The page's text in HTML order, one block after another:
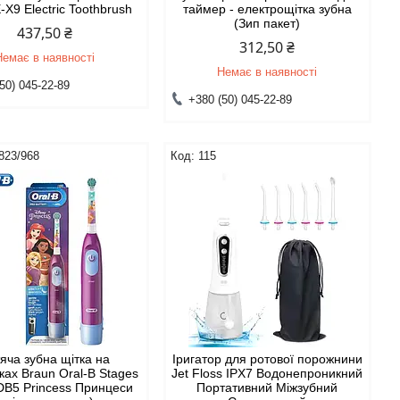
X9 Electric Toothbrush
437,50 ₴
в наявності
045-22-89
таймер - електрощітка зубна
(Зип пакет)
312,50 ₴
Немає в наявності
+380 (50) 045-22-89
968
зубна щітка на
Braun Oral-B Stages
Princess Принцеси
115
Іригатор для ротової порожнини
Jet Floss IPX7 Водонепроникний
Портативний Міжзубний